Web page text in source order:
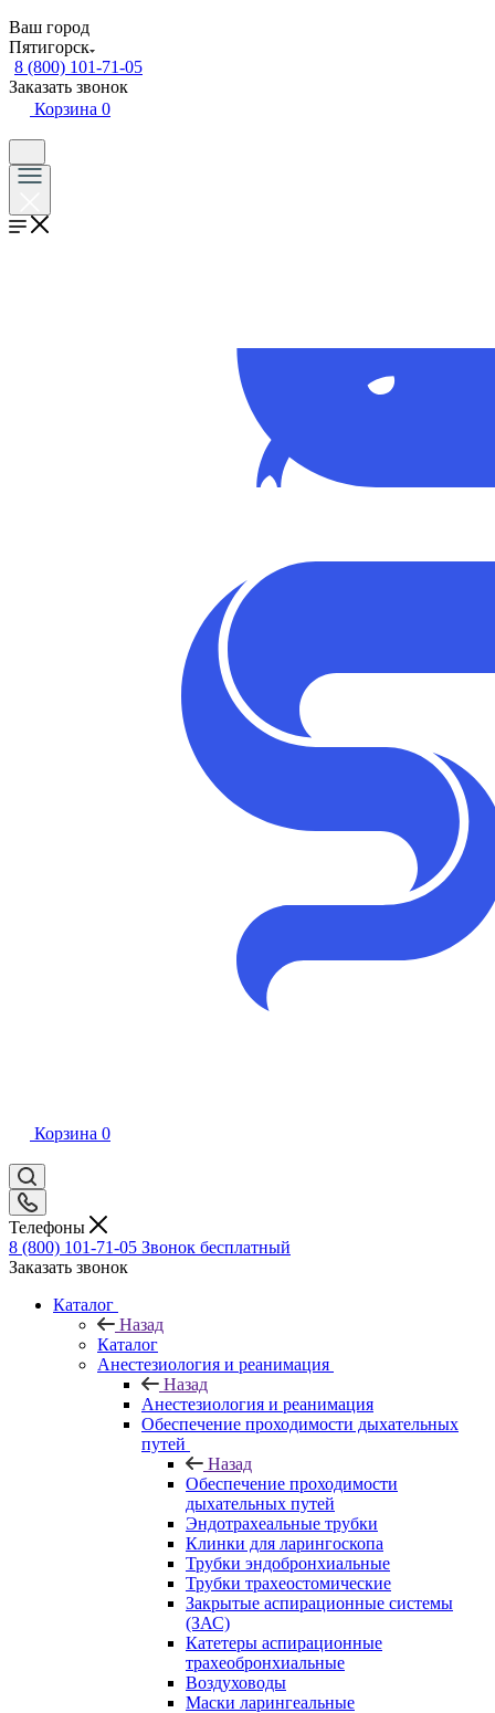
Ваш город
Пятигорск
8 (800) 101-71-05
Заказать звонок
Корзина 0
Корзина 0
Телефоны
8 (800) 101-71-05 Звонок бесплатный
Заказать звонок
Каталог
Назад
Каталог
Анестезиология и реанимация
Назад
Анестезиология и реанимация
Обеспечение проходимости дыхательных
путей
Назад
Обеспечение проходимости
дыхательных путей
Эндотрахеальные трубки
Клинки для ларингоскопа
Трубки эндобронхиальные
Трубки трахеостомические
Закрытые аспирационные системы
(ЗАС)
Катетеры аспирационные
трахеобронхиальные
Воздуховоды
Маски ларингеальные